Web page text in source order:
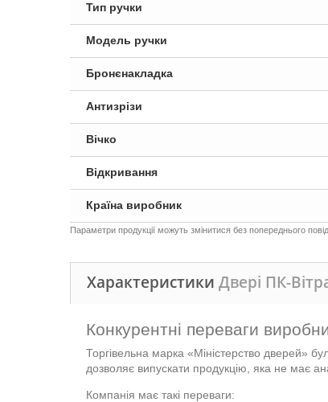
Тип ручки
Модель ручки
Бронєнакладка
Антизрізи
Вічко
Відкривання
Країна виробник
Параметри продукції можуть змінитися без попереднього
Характеристики Двері ПК-
Конкурентні переваги
Торгівельна марка «Міністерство дверей»
дозволяє випускати продукцію, яка не має
Компанія має такі переваги: